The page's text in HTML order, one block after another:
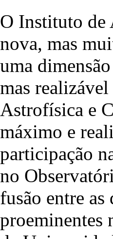
O Instituto de
nova, mas
uma
mas
Astrofísica e
máximo e
participação
no
fusão entre
proeminentes